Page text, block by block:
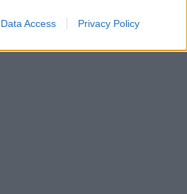
Data Access Privacy Policy